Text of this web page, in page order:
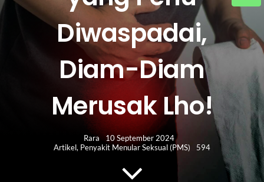
ARTIKEL
HUBUNGI KAMI
Diwaspadai,
Diam-Diam
Merusak Lho!
Rara
10 September 2024
Artikel, Penyakit Menular Seksual (PMS) 594